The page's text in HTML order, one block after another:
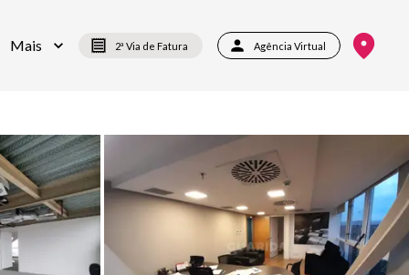
Mais 2ª Via de Fatura Agência Virtual